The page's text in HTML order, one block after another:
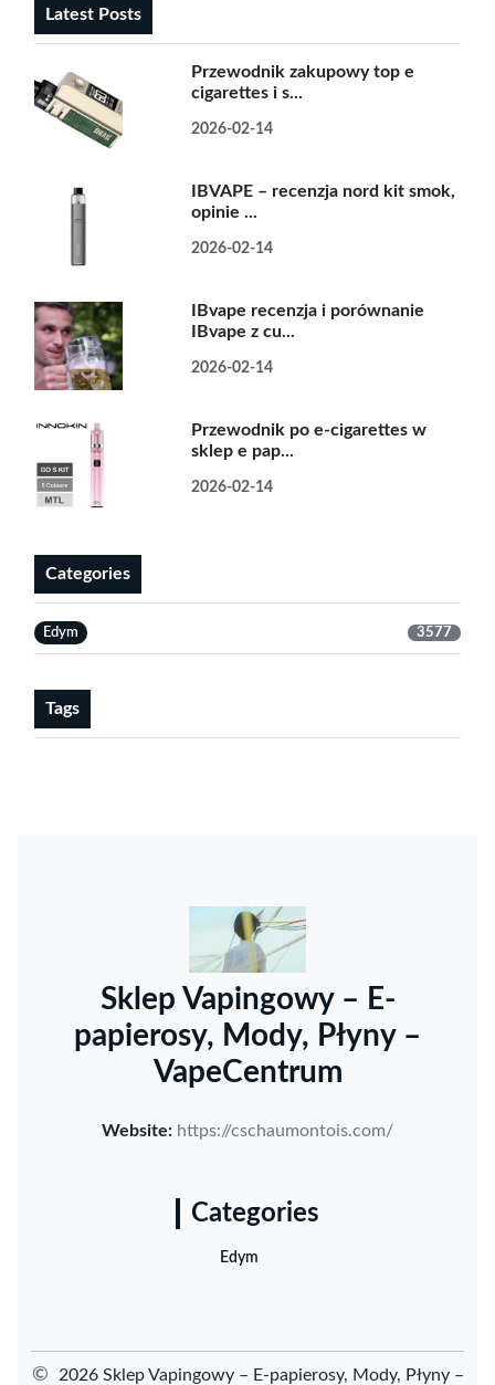
Latest Posts
Przewodnik zakupowy top e
cigarettes i s...
2026-02-14
IBVAPE – recenzja nord kit smok,
opinie ...
2026-02-14
IBvape recenzja i porównanie
IBvape z cu...
2026-02-14
Przewodnik po e-cigarettes w
sklep e pap...
2026-02-14
Categories
Edym 3577
Tags
Sklep Vapingowy – E-
papierosy, Mody, Płyny –
VapeCentrum
Website: https://cschaumontois.com/
Categories
Edym
© 2026 Sklep Vapingowy – E-papierosy, Mody, Płyny –